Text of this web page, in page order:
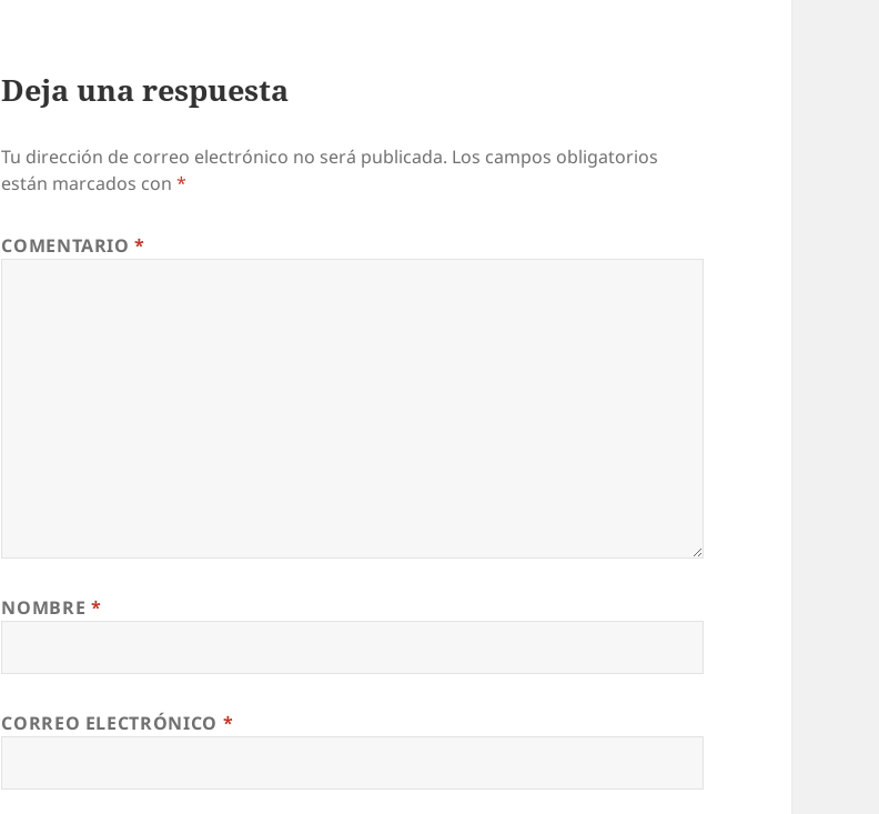
Deja una respuesta
Tu dirección de correo electrónico no será publicada. Los campos obligatorios
están marcados con*
COMENTARIO*
NOMBRE *
CORREO ELECTRÓNICO *